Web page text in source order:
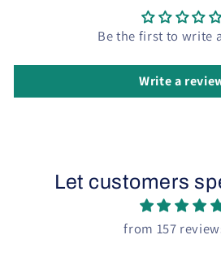
Be the first to write
Write a
Let customers
from 157